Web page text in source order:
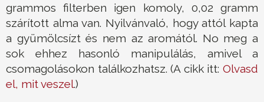
grammos filterben igen komoly, 0,02 gramm
szárított alma van. Nyilvánvaló, hogy attól kapta
a gyümölcsízt és nem az aromától. No meg a
sok ehhez hasonló manipulálás, amivel a
csomagolásokon találkozhatsz. (A cikk itt: Olvasd
el, mit veszel.)